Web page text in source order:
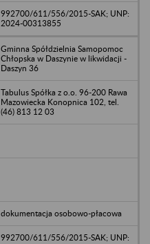
992700/611/556/2015-SAK; UNP:
2024-00313855
Gminna Spółdzielnia Samopomoc
Chłopska w Daszynie w likwidacji -
Daszyn 36
Tabulus Spółka z o.o. 96-200 Rawa
Mazowiecka Konopnica 102, tel.
(46) 813 12 03
dokumentacja osobowo-płacowa
992700/611/556/2015-SAK; UNP: